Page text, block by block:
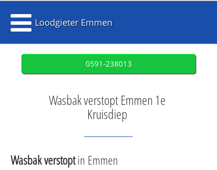
Loodgieter Emmen
0591-238013
Wasbak verstopt Emmen 1e
Kruisdiep
Wasbak verstoptin Emmen